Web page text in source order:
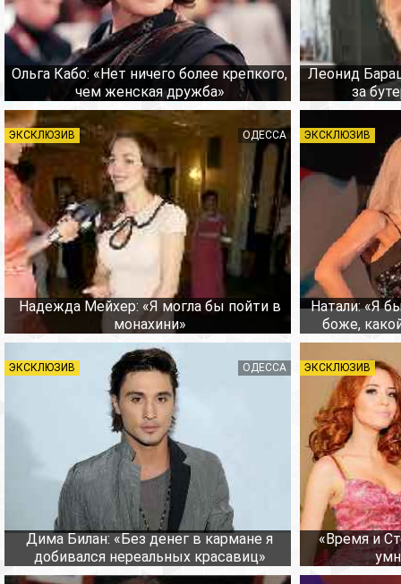
Ольга Кабо: «Нет ничего более крепкого,
чем женская дружба»
Леонид
за
Надежда Мейхер: «Я могла бы пойти в
монахини»
ЭКСКЛЮЗИВ ОДЕССА
Натали: «Я
боже,
ЭКСКЛЮЗИВ
Дима Билан: «Без денег в кармане я
добивался нереальных красавиц»
ЭКСКЛЮЗИВ ОДЕССА
«Время и
ЭКСКЛЮЗИВ